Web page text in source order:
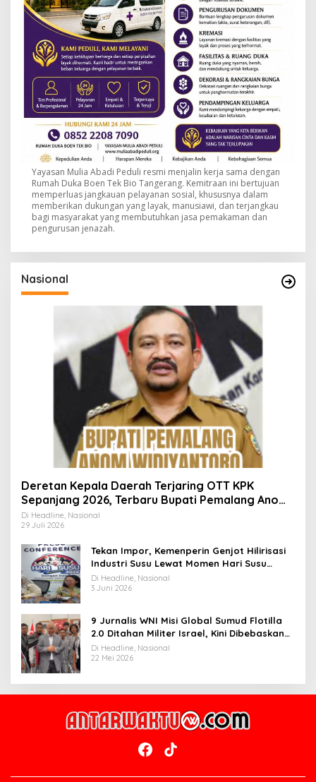
Yayasan Mulia Abadi Peduli resmi menjalin kerja sama dengan
Rumah Duka Boen Tek Bio Tangerang. Kemitraan ini bertujuan
memperluas jangkauan pelayanan sosial, khususnya dalam
memberikan dukungan yang layak, manusiawi, dan terjangkau
bagi masyarakat yang membutuhkan jasa pemakaman dan
pengurusan jenazah.
Nasional
Deretan Kepala Daerah Terjaring OTT KPK
Sepanjang 2026, Terbaru Bupati Pemalang Anom
Widiyantoro
Di Headline, Nasional
29 Juli 2026
Tekan Impor, Kemenperin Genjot Hilirisasi
Industri Susu Lewat Momen Hari Susu
Nusantara 2026
Di Headline, Nasional
3 Juni 2026
9 Jurnalis WNI Misi Global Sumud Flotilla
2.0 Ditahan Militer Israel, Kini Dibebaskan
dan Dievakuasi ke Istanbul
Di Headline, Nasional
22 Mei 2026